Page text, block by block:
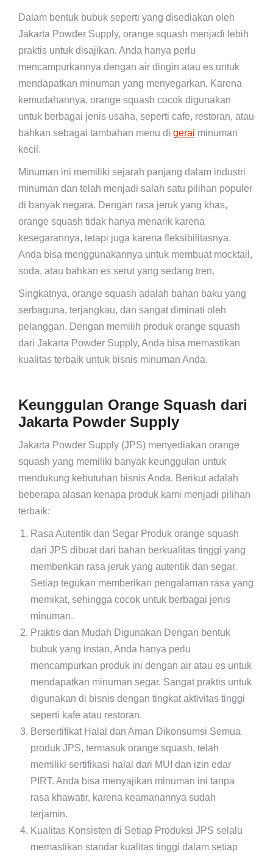
Dalam bentuk bubuk seperti yang disediakan oleh
Jakarta Powder Supply, orange squash menjadi lebih
praktis untuk disajikan. Anda hanya perlu
mencampurkannya dengan air dingin atau es untuk
mendapatkan minuman yang menyegarkan. Karena
kemudahannya, orange squash cocok digunakan
untuk berbagai jenis usaha, seperti cafe, restoran, atau
bahkan sebagai tambahan menu di gerai minuman
kecil.
Minuman ini memiliki sejarah panjang dalam industri
minuman dan telah menjadi salah satu pilihan populer
di banyak negara. Dengan rasa jeruk yang khas,
orange squash tidak hanya menarik karena
kesegarannya, tetapi juga karena fleksibilitasnya.
Anda bisa menggunakannya untuk membuat mocktail,
soda, atau bahkan es serut yang sedang tren.
Singkatnya, orange squash adalah bahan baku yang
serbaguna, terjangkau, dan sangat diminati oleh
pelanggan. Dengan memilih produk orange squash
dari Jakarta Powder Supply, Anda bisa memastikan
kualitas terbaik untuk bisnis minuman Anda.
Keunggulan Orange Squash dari
Jakarta Powder Supply
Jakarta Powder Supply (JPS) menyediakan orange
squash yang memiliki banyak keunggulan untuk
mendukung kebutuhan bisnis Anda. Berikut adalah
beberapa alasan kenapa produk kami menjadi pilihan
terbaik:
Rasa Autentik dan Segar Produk orange squash
dari JPS dibuat dari bahan berkualitas tinggi yang
memberikan rasa jeruk yang autentik dan segar.
Setiap tegukan memberikan pengalaman rasa yang
memikat, sehingga cocok untuk berbagai jenis
minuman.
Praktis dan Mudah Digunakan Dengan bentuk
bubuk yang instan, Anda hanya perlu
mencampurkan produk ini dengan air atau es untuk
mendapatkan minuman segar. Sangat praktis untuk
digunakan di bisnis dengan tingkat aktivitas tinggi
seperti kafe atau restoran.
Bersertifikat Halal dan Aman Dikonsumsi Semua
produk JPS, termasuk orange squash, telah
memiliki sertifikasi halal dari MUI dan izin edar
PIRT. Anda bisa menyajikan minuman ini tanpa
rasa khawatir, karena keamanannya sudah
terjamin.
Kualitas Konsisten di Setiap Produksi JPS selalu
memastikan standar kualitas tinggi dalam setiap